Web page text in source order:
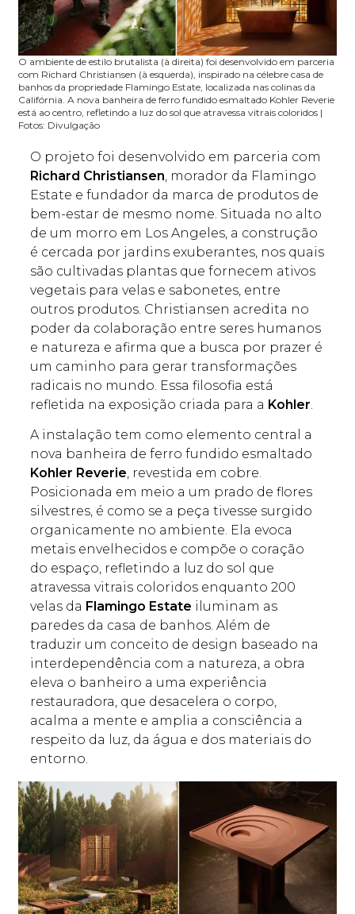
O ambiente de estilo brutalista (à direita) foi desenvolvido em parceria
com Richard Christiansen (à esquerda), inspirado na célebre casa de
banhos da propriedade Flamingo Estate, localizada nas colinas da
Califórnia. A nova banheira de ferro fundido esmaltado Kohler Reverie
está ao centro, refletindo a luz do sol que atravessa vitrais coloridos |
Fotos: Divulgação
O projeto foi desenvolvido em parceria com
Richard Christiansen, morador da Flamingo
Estate e fundador da marca de produtos de
bem-estar de mesmo nome. Situada no alto
de um morro em Los Angeles, a construção
é cercada por jardins exuberantes, nos quais
são cultivadas plantas que fornecem ativos
vegetais para velas e sabonetes, entre
outros produtos. Christiansen acredita no
poder da colaboração entre seres humanos
e natureza e afirma que a busca por prazer é
um caminho para gerar transformações
radicais no mundo. Essa filosofia está
refletida na exposição criada para a Kohler.
A instalação tem como elemento central a
nova banheira de ferro fundido esmaltado
Kohler Reverie, revestida em cobre.
Posicionada em meio a um prado de flores
silvestres, é como se a peça tivesse surgido
organicamente no ambiente. Ela evoca
metais envelhecidos e compõe o coração
do espaço, refletindo a luz do sol que
atravessa vitrais coloridos enquanto 200
velas da Flamingo Estate iluminam as
paredes da casa de banhos. Além de
traduzir um conceito de design baseado na
interdependência com a natureza, a obra
eleva o banheiro a uma experiência
restauradora, que desacelera o corpo,
acalma a mente e amplia a consciência a
respeito da luz, da água e dos materiais do
entorno.